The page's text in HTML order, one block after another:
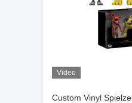
Video
Custom Vinyl